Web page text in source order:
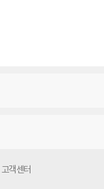
고객센터